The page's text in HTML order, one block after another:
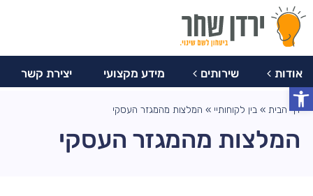
פתח סרגל נגישות
אודות
אודות שירותים מידע מקצועי יצירת קשר
דף הבית» בין לקוחותיי » המלצות מהמגזר העסקי
המלצות מהמגזר העסקי